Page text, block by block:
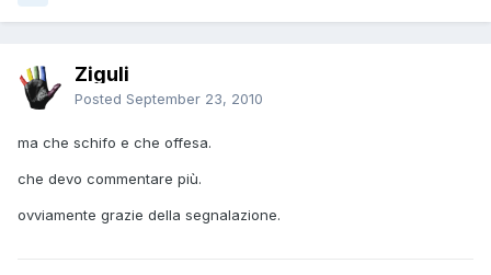
Ziguli
Posted September 23, 2010
ma che schifo e che offesa.
che devo commentare più.
ovviamente grazie della segnalazione.